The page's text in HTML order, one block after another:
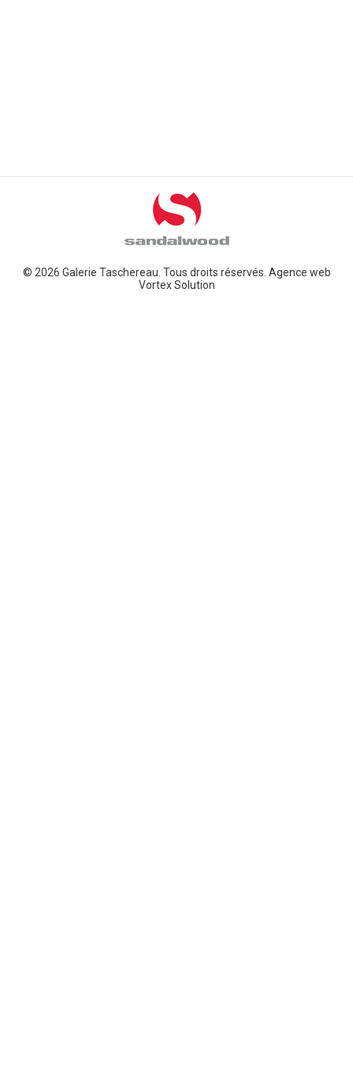
© 2026 Galerie Taschereau. Tous droits réservés. Agence web
Vortex Solution